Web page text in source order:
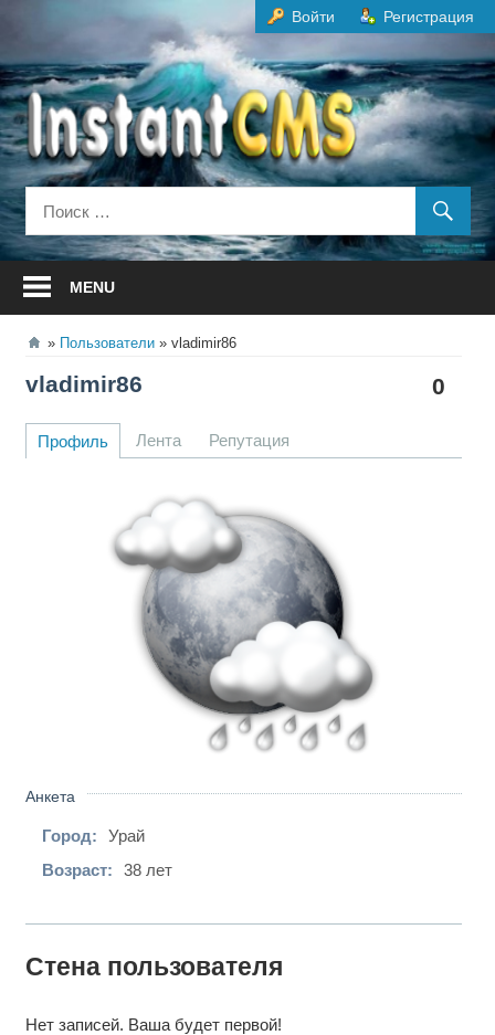
содержанию
Войти Регистрация
MENU
Пользователи vladimir86
0
vladimir86
Профиль Лента Репутация
Анкета
Город:
Урай
Возраст:
38 лет
Стена пользователя
Нет записей. Ваша будет первой!